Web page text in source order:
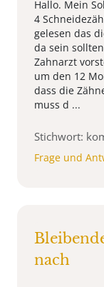
Hallo. Mein
4
gelesen das
da sein
Zahnarzt
um den 12
dass die
muss d ...
Stichwort:
Frage und
nach